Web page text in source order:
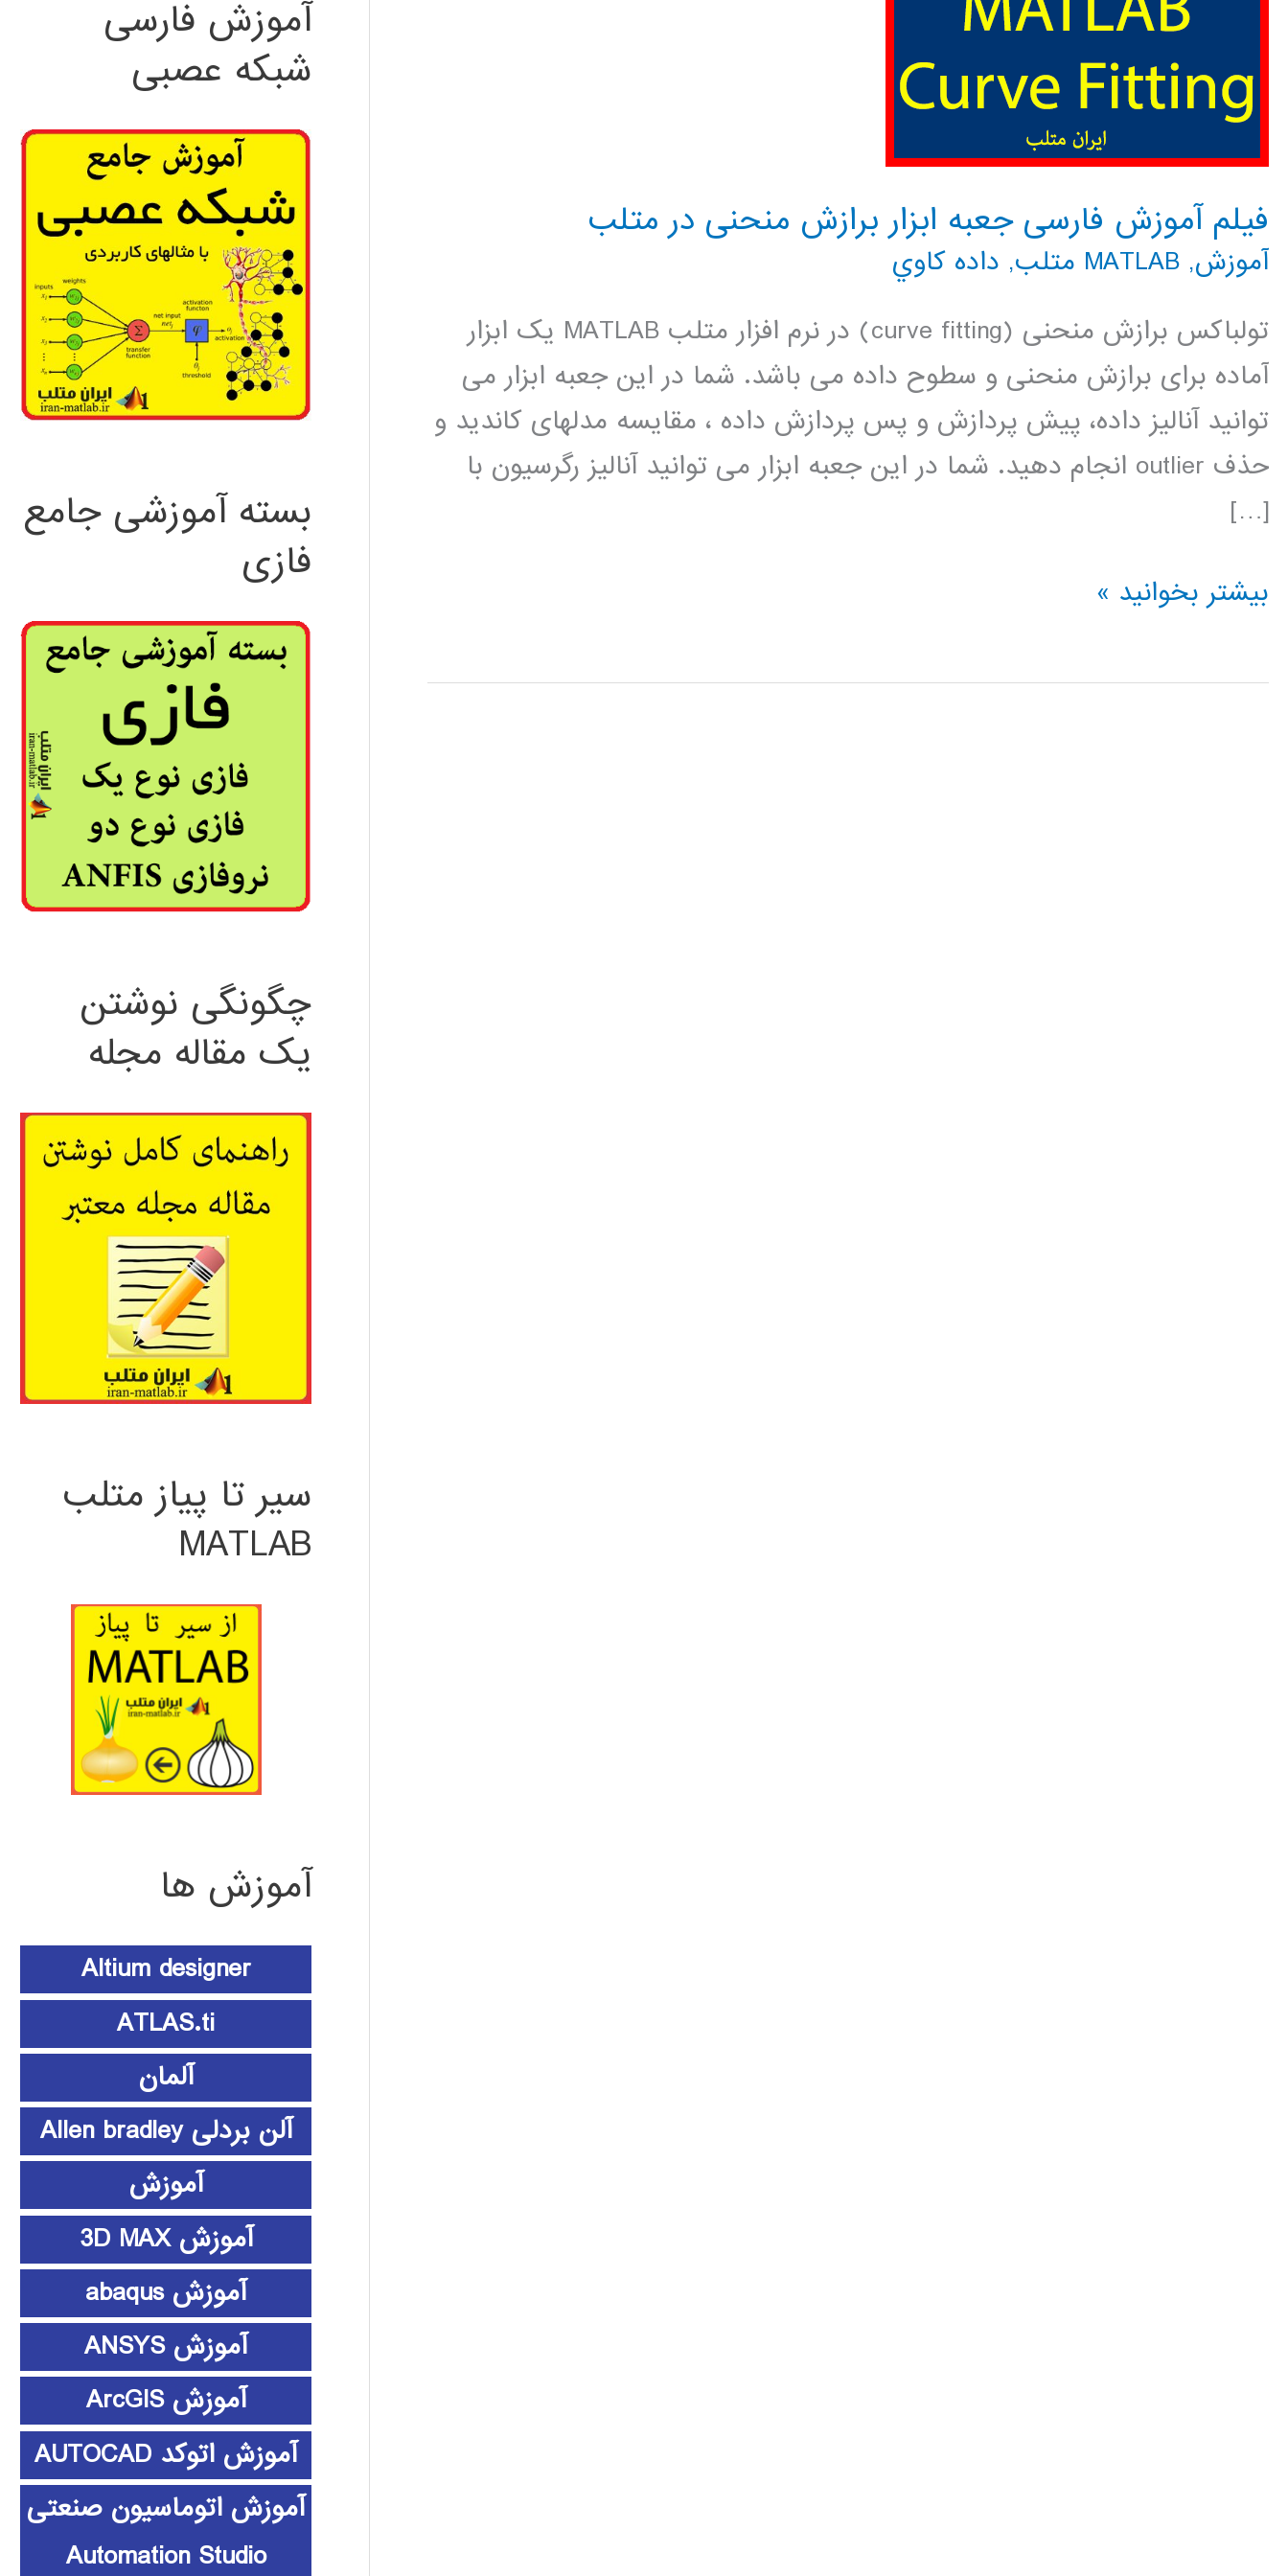
فیلم آموزش فارسی جعبه ابزار برازش منحنی در متلب
آموزش, MATLAB متلب , داده كاوي
تولباکس برازش منحنی (curve fitting) در نرم افزار متلب MATLAB یک ابزار
آماده برای برازش منحنی و سطوح داده می باشد. شما در این جعبه ابزار می
توانید آنالیز داده، پیش پردازش و پس پردازش داده ، مقایسه مدلهای کاندید و
حذف outlier انجام دهید. شما در این جعبه ابزار می توانید آنالیز رگرسیون با
[…]
فیلم
فارسی
بیشتر بخوانید »
آموزش فارسی
شبکه عصبی
بسته آموزشی جامع
فازی
چگونگی نوشتن
یک مقاله مجله
سیر تا پیاز متلب
MATLAB
آموزش ها
Altium designer
ATLAS.ti
آلمان
آلن بردلی Allen bradley
آموزش
آموزش 3D MAX
آموزش abaqus
آموزش ANSYS
آموزش ArcGIS
آموزش اتوکد AUTOCAD
آموزش اتوماسیون صنعتی
Automation Studio